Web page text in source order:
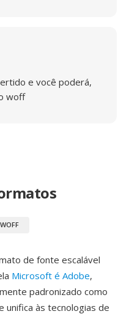
e você poderá,
woff
WOFF
de fonte escalável
Microsoft é Adobe,
padronizado como
unifica às tecnologias de